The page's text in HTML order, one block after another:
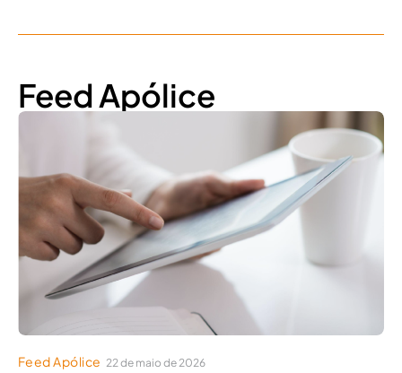
Feed Apólice
Feed Apólice 22 de maio de 2026